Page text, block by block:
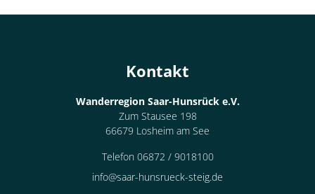
Kontakt
Wanderregion Saar-Hunsrück e.V.
Zum Stausee 198
66679 Losheim am See
Telefon 06872 / 9018100
info@saar-hunsrueck-steig.de